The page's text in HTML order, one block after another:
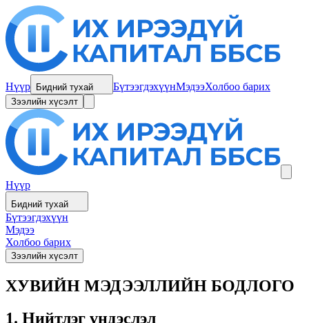
Нүүр Бидний тухай БүтээгдэхүүнМэдээХолбоо барих
Зээлийн хүсэлт
Нүүр
Бидний тухай
Бүтээгдэхүүн
Мэдээ
Холбоо барих
Зээлийн хүсэлт
ХУВИЙН МЭДЭЭЛЛИЙН БОДЛОГО
1. Нийтлэг үндэслэл